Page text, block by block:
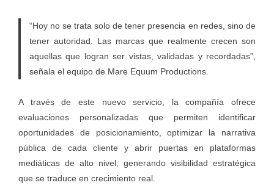
“Hoy no se trata solo de tener presencia en redes, sino de
tener autoridad. Las marcas que realmente crecen son
aquellas que logran ser vistas, validadas y recordadas”,
señala el equipo de Mare Equum Productions.
A través de este nuevo servicio, la compañía ofrece
evaluaciones personalizadas que permiten identificar
oportunidades de posicionamiento, optimizar la narrativa
pública de cada cliente y abrir puertas en plataformas
mediáticas de alto nivel, generando visibilidad estratégica
que se traduce en crecimiento real.